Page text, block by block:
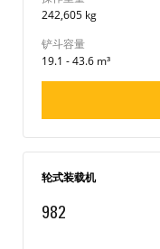
242,605 kg
铲斗容量
19.1 - 43.6 m³
轮式装载机
982